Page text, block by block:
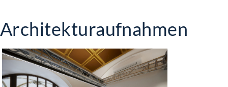
Architekturaufnahmen